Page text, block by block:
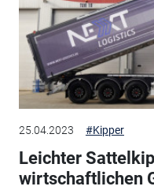
25.04.2023 #Kipper
Leichter
wirtschaftlichen